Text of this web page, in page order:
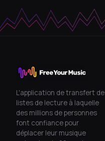
L'application de transfert de
listes de lecture à laquelle
des millions de personnes
font confiance pour
déplacer leur musique